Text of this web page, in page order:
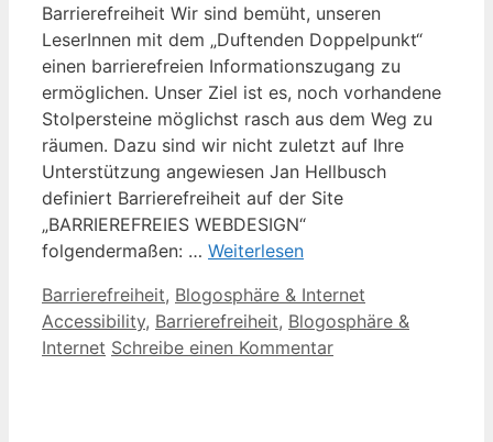
Barrierefreiheit Wir sind bemüht, unseren
LeserInnen mit dem „Duftenden Doppelpunkt“
einen barrierefreien Informationszugang zu
ermöglichen. Unser Ziel ist es, noch vorhandene
Stolpersteine möglichst rasch aus dem Weg zu
räumen. Dazu sind wir nicht zuletzt auf Ihre
Unterstützung angewiesen Jan Hellbusch
definiert Barrierefreiheit auf der Site
„BARRIEREFREIES WEBDESIGN“
folgendermaßen: … Weiterlesen
Kategorien
Barrierefreiheit, Blogosphäre & Internet
Accessibility, Barrierefreiheit, Blogosphäre &
Internet Schreibe einen Kommentar